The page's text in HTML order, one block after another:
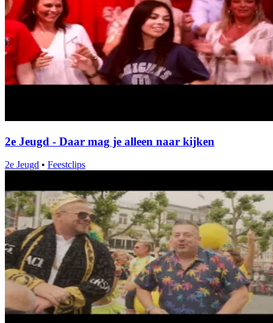
2e Jeugd - Daar mag je alleen naar kijken
2e Jeugd • Feestclips